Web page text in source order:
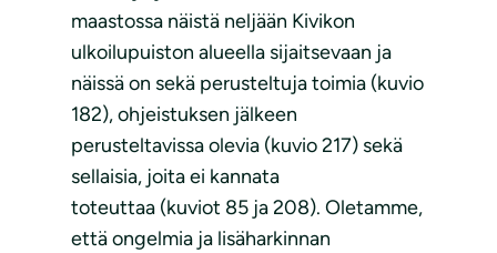
maastossa näistä neljään Kivikon
ulkoilupuiston alueella sijaitsevaan ja
näissä on sekä perusteltuja toimia (kuvio
182), ohjeistuksen jälkeen
perusteltavissa olevia (kuvio 217) sekä
sellaisia, joita ei kannata
toteuttaa (kuviot 85 ja 208). Oletamme,
että ongelmia ja lisäharkinnan